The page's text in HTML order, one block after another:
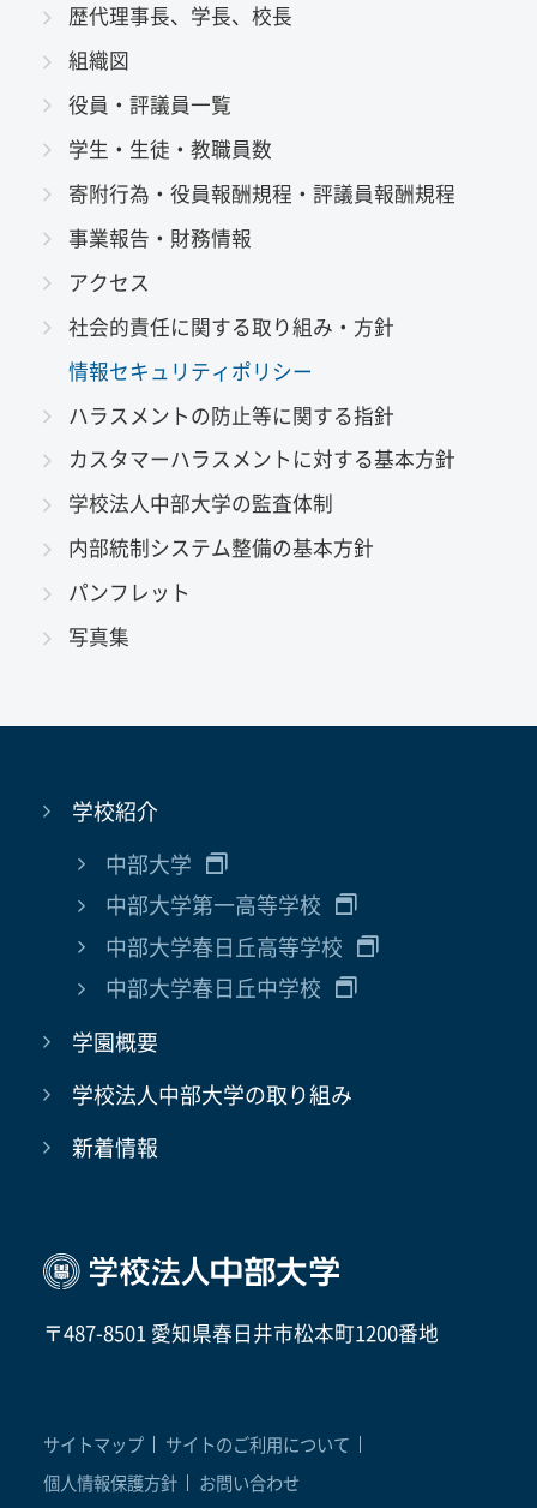
歴代理事長、学長、校長
組織図
役員・評議員一覧
学生・生徒・教職員数
寄附行為・役員報酬規程・評議員報酬規程
事業報告・財務情報
アクセス
社会的責任に関する取り組み・方針
情報セキュリティポリシー
ハラスメントの防止等に関する指針
カスタマーハラスメントに対する基本方針
学校法人中部大学の監査体制
内部統制システム整備の基本方針
パンフレット
写真集
学校紹介
中部大学
中部大学第一高等学校
中部大学春日丘高等学校
中部大学春日丘中学校
学園概要
学校法人中部大学の取り組み
新着情報
〒487-8501 愛知県春日井市松本町1200番地
サイトマップ
サイトのご利用について
個人情報保護方針
お問い合わせ